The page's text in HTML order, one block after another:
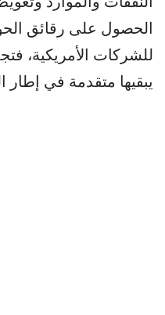
الحصول على رقائق
للشركات الأمريكية،
يبقيها متقدمة في إطار